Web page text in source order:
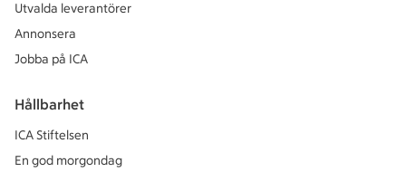
Utvalda leverantörer
Annonsera
Jobba på ICA
Hållbarhet
ICA Stiftelsen
En god morgondag